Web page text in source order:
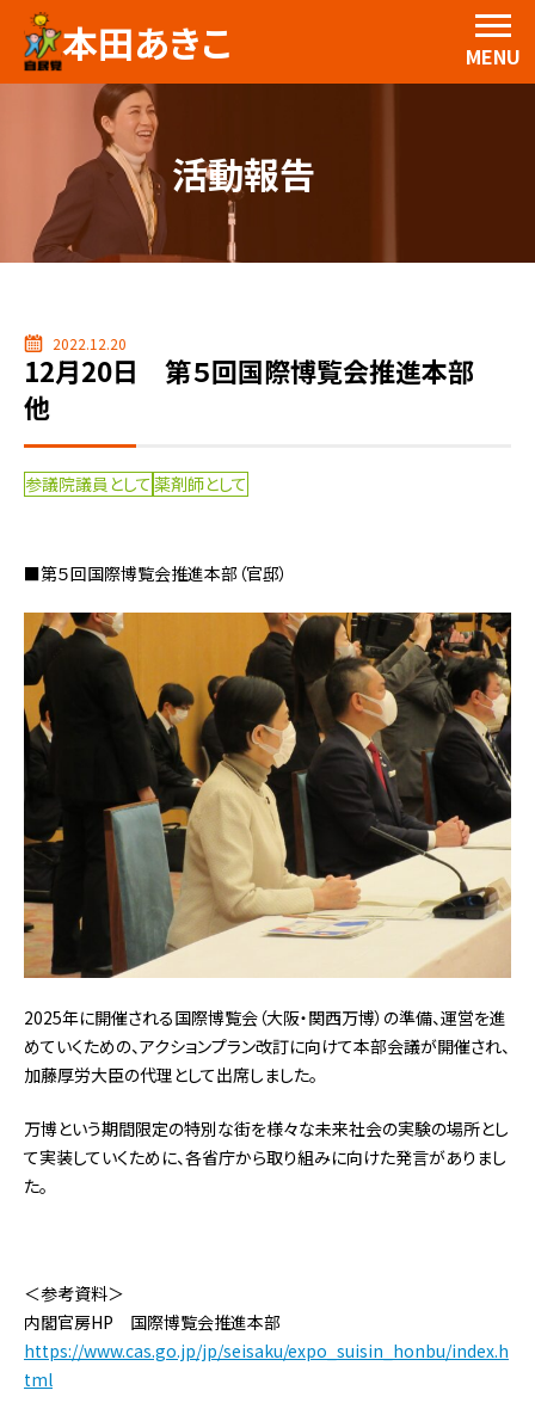
本田あきこ MENU
活動報告
2022.12.20
12月20日 第５回国際博覧会推進本部
他
参議院議員として 薬剤師として
■第５回国際博覧会推進本部（官邸）
2025年に開催される国際博覧会（大阪・関西万博）の準備、運営を進
めていくための、アクションプラン改訂に向けて本部会議が開催され、
加藤厚労大臣の代理として出席しました。
万博という期間限定の特別な街を様々な未来社会の実験の場所とし
て実装していくために、各省庁から取り組みに向けた発言がありまし
た。
＜参考資料＞
内閣官房HP 国際博覧会推進本部
https://www.cas.go.jp/jp/seisaku/expo_suisin_honbu/index.h
tml